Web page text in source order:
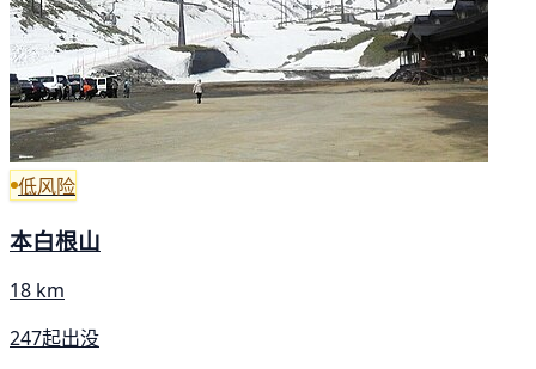
低风险
本白根山
18 km
247起出没